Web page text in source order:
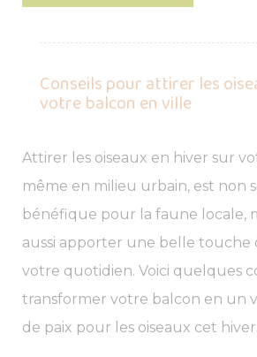
Conseils pour attirer les
votre balcon en ville
Attirer les oiseaux en hiver sur
même en milieu urbain, est non
bénéfique pour la faune locale,
aussi apporter une belle touche
votre quotidien. Voici quelques
transformer votre balcon en un
de paix pour les oiseaux cet hiver.